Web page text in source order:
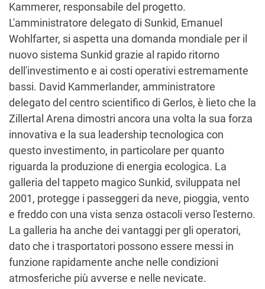
Kammerer, responsabile del progetto.
L'amministratore delegato di Sunkid, Emanuel
Wohlfarter, si aspetta una domanda mondiale per il
nuovo sistema Sunkid grazie al rapido ritorno
dell'investimento e ai costi operativi estremamente
bassi. David Kammerlander, amministratore
delegato del centro scientifico di Gerlos, è lieto che la
Zillertal Arena dimostri ancora una volta la sua forza
innovativa e la sua leadership tecnologica con
questo investimento, in particolare per quanto
riguarda la produzione di energia ecologica. La
galleria del tappeto magico Sunkid, sviluppata nel
2001, protegge i passeggeri da neve, pioggia, vento
e freddo con una vista senza ostacoli verso l'esterno.
La galleria ha anche dei vantaggi per gli operatori,
dato che i trasportatori possono essere messi in
funzione rapidamente anche nelle condizioni
atmosferiche più avverse e nelle nevicate.